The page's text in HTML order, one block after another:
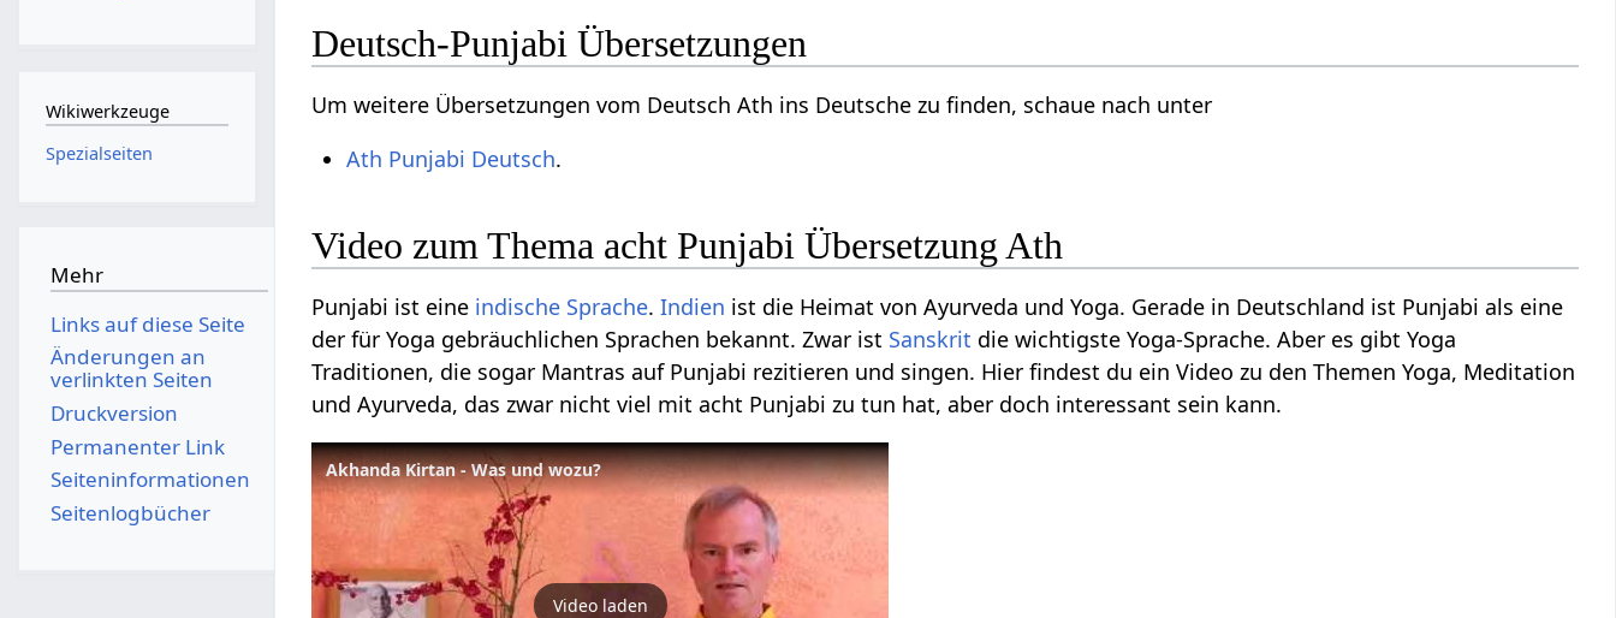
Deutsch-Punjabi Übersetzungen
Um weitere Übersetzungen vom Deutsch Ath ins Deutsche zu finden, schaue nach unter
Ath Punjabi Deutsch.
Video zum Thema acht Punjabi Übersetzung Ath
Punjabi ist eine indische Sprache.Indien ist die Heimat von Ayurveda und Yoga. Gerade in Deutschland ist Punjabi als eine
der für Yoga gebräuchlichen Sprachen bekannt. Zwar ist Sanskrit die wichtigste Yoga-Sprache. Aber es gibt Yoga
Traditionen, die sogar Mantras auf Punjabi rezitieren und singen. Hier findest du ein Video zu den Themen Yoga, Meditation
und Ayurveda, das zwar nicht viel mit acht Punjabi zu tun hat, aber doch interessant sein kann.
Akhanda Kirtan - Was und wozu?
Video laden
Wikiwerkzeuge
Spezialseiten
Mehr
Links auf diese Seite
Änderungen an
verlinkten Seiten
Druckversion
Permanenter Link
Seiten­­informationen
Seitenlogbücher